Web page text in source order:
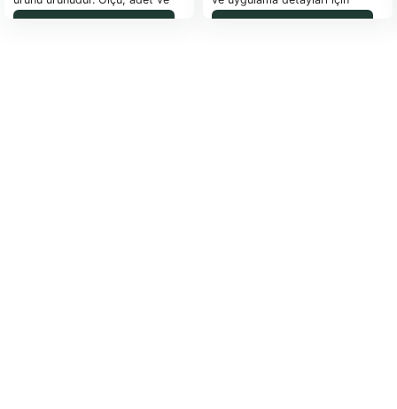
uygulama detayları için
WhatsApp üzerinden bilgi